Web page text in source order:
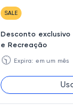
SALE
Desconto exclusivo
e Recreação
🕥 Expira: em um mês